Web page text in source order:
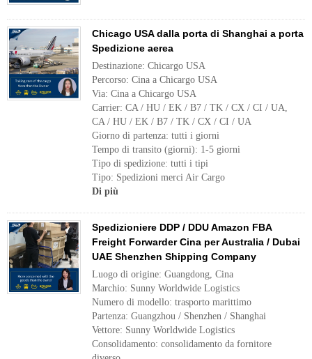
Chicago USA dalla porta di Shanghai a porta
Spedizione aerea
Destinazione: Chicargo USA
Percorso: Cina a Chicargo USA
Via: Cina a Chicargo USA
Carrier: CA / HU / EK / B7 / TK / CX / CI / UA,
CA / HU / EK / B7 / TK / CX / CI / UA
Giorno di partenza: tutti i giorni
Tempo di transito (giorni): 1-5 giorni
Tipo di spedizione: tutti i tipi
Tipo: Spedizioni merci Air Cargo
Di più
Spedizioniere DDP / DDU Amazon FBA
Freight Forwarder Cina per Australia / Dubai
UAE Shenzhen Shipping Company
Luogo di origine: Guangdong, Cina
Marchio: Sunny Worldwide Logistics
Numero di modello: trasporto marittimo
Partenza: Guangzhou / Shenzhen / Shanghai
Vettore: Sunny Worldwide Logistics
Consolidamento: consolidamento da fornitore